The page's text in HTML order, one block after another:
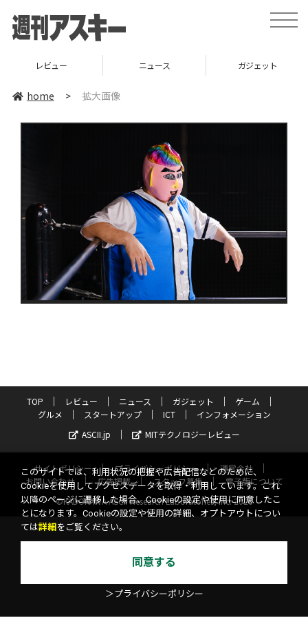
toggle
レビュー ニュース ガジェット
home > 拡大画像
TOP レビュー ニュース ガジェット
ゲーム
グルメ
スタートアップ ICT
インフォメーション
ASCII.jp
MITテクノロジーレビュー
サイトポリシー プライバシーポリシー
運営会社
お問い合わせ
広告掲載 スタッフ募集
電子版について
©KADOKAWA ASCII Research Laboratories, Inc. 2026
このサイトでは、利用状況の把握や広告配信などのために、
Cookieを使用してアクセスデータを取得・利用しています。これ
以降のページに遷移した場合、Cookieの設定や使用に同意したこ
とになります。Cookieの設定や使用の詳細、オプトアウトについ
ては詳細 をご覧ください。
同意する
＞プライバシーポリシー